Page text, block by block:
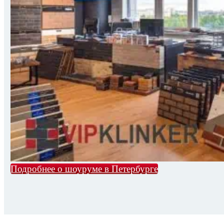
Подробнее о шоуруме в Петербурге